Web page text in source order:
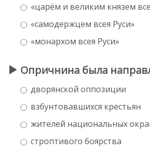
«царём и великим князем
«самодержцем всея Руси»
«монархом всея Руси»
Опричнина была
дворянской оппозиции
взбунтовавшихся крестьян
жителей национальных
строптивого боярства